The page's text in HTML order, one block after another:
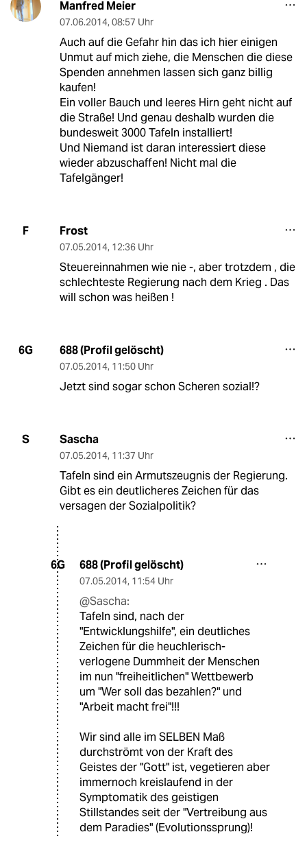
Manfred Meier
07.06.2014, 08:57 Uhr
Auch auf die Gefahr hin das ich hier einigen
Unmut auf mich ziehe, die Menschen die diese
Spenden annehmen lassen sich ganz billig
kaufen!
Ein voller Bauch und leeres Hirn geht nicht auf
die Straße! Und genau deshalb wurden die
bundesweit 3000 Tafeln installiert!
Und Niemand ist daran interessiert diese
wieder abzuschaffen! Nicht mal die
Tafelgänger!
F Frost
07.05.2014, 12:36 Uhr
Steuereinnahmen wie nie -, aber trotzdem , die
schlechteste Regierung nach dem Krieg . Das
will schon was heißen !
6G 688 (Profil gelöscht)
07.05.2014, 11:50 Uhr
Jetzt sind sogar schon Scheren sozial!?
S Sascha
07.05.2014, 11:37 Uhr
Tafeln sind ein Armutszeugnis der Regierung.
Gibt es ein deutlicheres Zeichen für das
versagen der Sozialpolitik?
6G 688 (Profil gelöscht)
07.05.2014, 11:54 Uhr
@Sascha:
Tafeln sind, nach der
"Entwicklungshilfe", ein deutliches
Zeichen für die heuchlerisch-
verlogene Dummheit der Menschen
im nun "freiheitlichen" Wettbewerb
um "Wer soll das bezahlen?" und
"Arbeit macht frei"!!!
Wir sind alle im SELBEN Maß
durchströmt von der Kraft des
Geistes der "Gott" ist, vegetieren aber
immernoch kreislaufend in der
Symptomatik des geistigen
Stillstandes seit der "Vertreibung aus
dem Paradies" (Evolutionssprung)!